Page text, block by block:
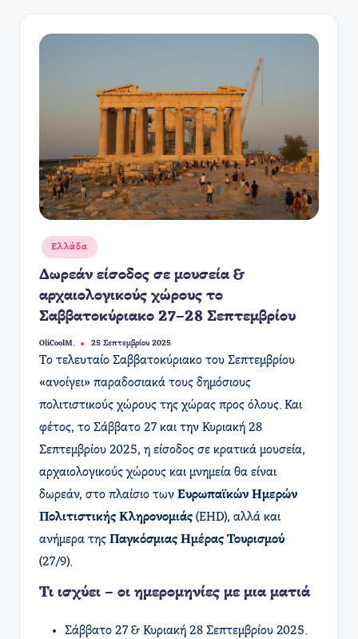
Αναρτήθηκε
σε
Ελλάδα
Δωρεάν είσοδος σε μουσεία &
αρχαιολογικούς χώρους το
Σαββατοκύριακο 27–28 Σεπτεμβρίου
Συγγραφέας:
OliCoolM. 25 Σεπτεμβρίου 2025
Το τελευταίο Σαββατοκύριακο του Σεπτεμβρίου
«ανοίγει» παραδοσιακά τους δημόσιους
πολιτιστικούς χώρους της χώρας προς όλους. Και
φέτος, το Σάββατο 27 και την Κυριακή 28
Σεπτεμβρίου 2025, η είσοδος σε κρατικά μουσεία,
αρχαιολογικούς χώρους και μνημεία θα είναι
δωρεάν, στο πλαίσιο των Ευρωπαϊκών Ημερών
Πολιτιστικής Κληρονομιάς (EHD), αλλά και
ανήμερα της Παγκόσμιας Ημέρας Τουρισμού
(27/9).
Τι ισχύει – οι ημερομηνίες με μια ματιά
Σάββατο 27 & Κυριακή 28 Σεπτεμβρίου 2025.